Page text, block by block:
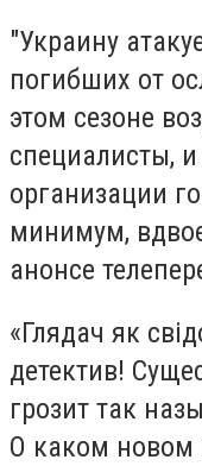
"Украину
погибших от
этом сезоне
специалисты,
организации
минимум,
анонсе
«Глядач як
детектив!
грозит так
О каком новом